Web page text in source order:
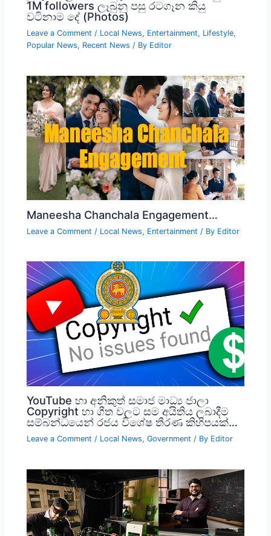
1M followers ලෑබුනු පසු රටගෑන කියු
වටිනාම දේ (Photos)
Leave a Comment / Local News, Entertainment, Lifestyle,
Popular News, Recent News / By Editor
Maneesha Chanchala Engagement…
Leave a Comment / Local News, Entertainment / By Editor
YouTube හා අනිකුත් සමාජ මාධ්‍ය ජාලා
Copyright හා ගීත වලට සම අයිතිය ලබාදීම
සම්බන්ධයෙන් රජය විශේෂ තීරණ කිහිපයක්…
Leave a Comment / Local News,Government / By Editor